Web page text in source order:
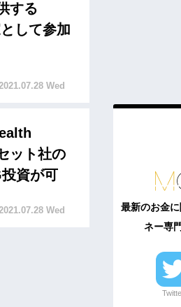
する
して参加
Wed
ット社の
資が可
Wed
最新のお金
ネー専